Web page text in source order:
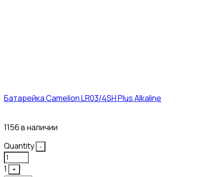
Батарейка Camelion LR03/4SH Plus Alkaline
1156 в наличии
Quantity
-
1
+